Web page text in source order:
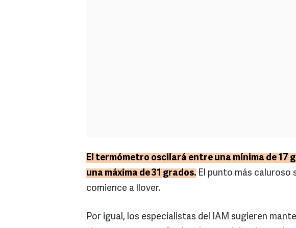
El termómetro oscilará entre una mínima de 17
una máxima de 31 grados. El punto más caluroso
comience a llover.
Por igual, los especialistas del IAM sugieren